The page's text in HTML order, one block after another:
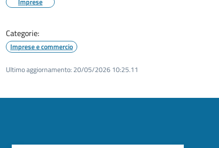
Categorie:
Imprese e commercio
Ultimo aggiornamento: 20/05/2026 10:25.11